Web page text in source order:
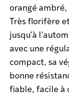
orangé
Très florifère
jusqu’à
avec une
compact, sa
bonne
fiable, facile à